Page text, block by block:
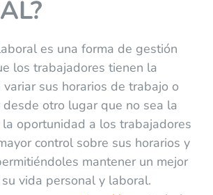
es una forma de gestión
los trabajadores tienen la
sus horarios de trabajo o
otro lugar que no sea la
la oportunidad a los trabajadores
control sobre sus horarios y
mantener un mejor
vida personal y laboral.